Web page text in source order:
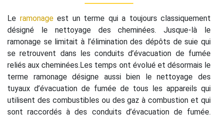
Le ramonageest un terme qui a toujours classiquement
désigné le nettoyage des cheminées. Jusque-là le
ramonage se limitait à l’élimination des dépôts de suie qui
se retrouvent dans les conduits d’évacuation de fumée
reliés aux cheminées.Les temps ont évolué et désormais le
terme ramonage désigne aussi bien le nettoyage des
tuyaux d’évacuation de fumée de tous les appareils qui
utilisent des combustibles ou des gaz à combustion et qui
sont raccordés à des conduits d’évacuation de fumée.